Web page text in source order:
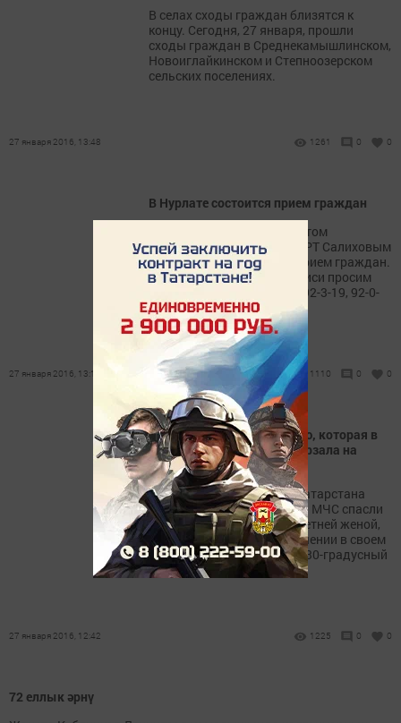
В селах сходы граждан близятся к
концу. Сегодня, 27 января, прошли
сходы граждан в Среднекамышлинском,
Новоиглайкинском и Степноозерском
сельских поселениях.
27 января 2016, 13:48 1261 0 0
В Нурлате состоится прием граждан
В среду, 3 февраля, депутатом
Государственного Совета РТ Салиховым
И.М. будет проводиться прием граждан.
Для предварительной записи просим
обращаться по телефону: 92-3-19, 92-0-
63.
27 января 2016, 13:18 1110 0 0
В Татарстане спасли семью, которая в
30-градусный мороз замерзала на
трассе М7
В Мамадышском районе Татарстана
сегодня ночью сотрудники МЧС спасли
45-летнего мужчину с 40-летней женой,
которые оказались в заточении в своем
сломавшемся грузовике в 30-градусный
мороз.
27 января 2016, 12:42 1225 0 0
72 еллык әрнү